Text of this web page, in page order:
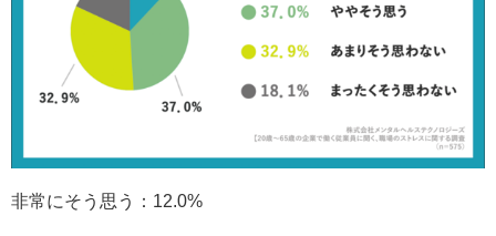
非常にそう思う：12.0%